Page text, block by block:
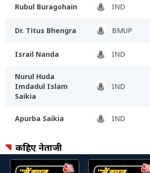
Rubul Buragohain IND
Dr. Titus Bhengra BMUP
Israil Nanda IND
Nurul Huda
Imdadul Islam
Saikia
IND
Apurba Saikia IND
कहिए नेताजी